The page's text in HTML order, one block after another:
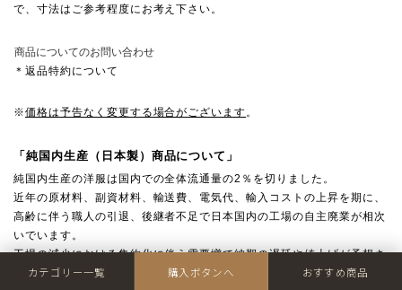
で、寸法はご参考程度にお考え下さい。
商品についてのお問い合わせ
＊返品特約について
※価格は予告なく変更する場合がございます。
「純国内生産（日本製）商品について」
純国内生産の洋服は国内での全体流通量の2％を切りました。
近年の原材料、副資材料、輸送費、電気代、輸入コストの上昇を期に、
高齢に伴う職人の引退、後継者不足で日本国内の工場の自主廃業が相次
いでいます。
工場の減少における集約化に伴う需要増で納期の遅延や値上げが予想さ
れ、この先、国産品の厳しい状況は続いていく見通しです。
カテゴリー一覧 購入ボタンへ おすすめ商品